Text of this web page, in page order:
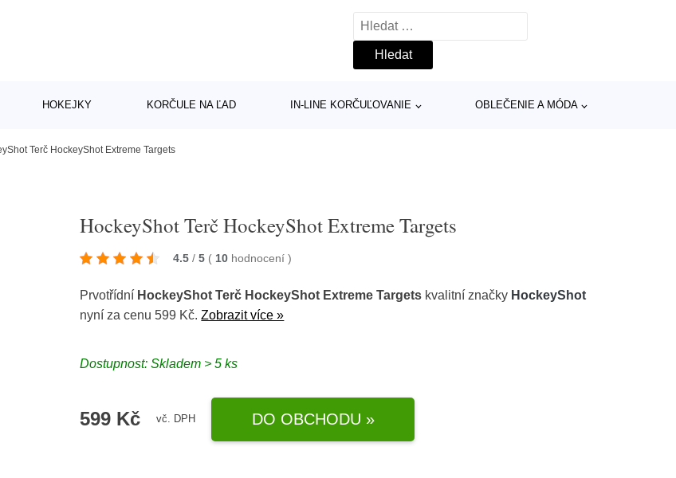
Vyhledávání
HOKEJKY KORČULE NA ĽAD IN-LINE KORČUĽOVANIE OBLEČENIE A MÓDA
Terč HockeyShot Extreme Targets
HockeyShot Terč HockeyShot Extreme Targets
4.5 / 5 ( 10 hodnocení)
Prvotřídní HockeyShot Terč HockeyShot Extreme Targets kvalitní značky HockeyShot
nyní za cenu 599 Kč.Zobrazit více »
Dostupnost: Skladem > 5 ks
599 Kč vč. DPH DO OBCHODU »